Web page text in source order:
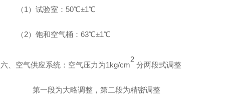
（1）试验室：50℃±1℃
（2）饱和空气桶：63℃±1℃
六、空气供应系统：空气压力为1kg/cm
2
分两段式调整
第一段为大略调整，第二段为精密调整